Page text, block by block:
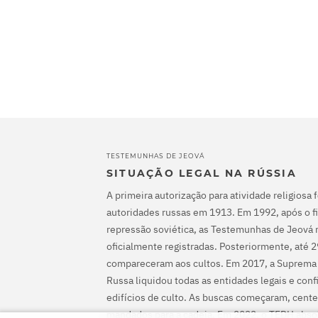
TESTEMUNHAS DE JEOVÁ
SITUAÇÃO LEGAL NA RÚSSIA
A primeira autorização para atividade religiosa
autoridades russas em 1913. Em 1992, após o
repressão soviética, as Testemunhas de Jeová
oficialmente registradas. Posteriormente, até
compareceram aos cultos. Em 2017, a
Russa liquidou todas as entidades legais e
edifícios de culto. As buscas começaram,
mandados para a cadeia. Em 2022, o TEDH